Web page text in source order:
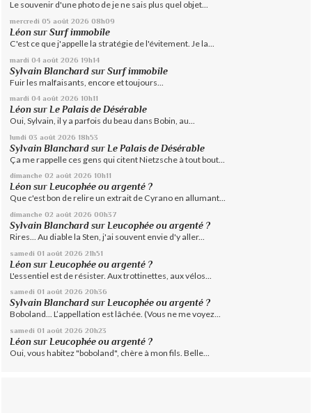
Le souvenir d'une photo de je ne sais plus quel objet...
mercredi 05 août 2026 08h09
Léon surSurf immobile
C'est ce que j'appelle la stratégie de l'évitement. Je la...
mardi 04 août 2026 19h14
Sylvain Blanchard surSurf immobile
Fuir les malfaisants, encore et toujours...
mardi 04 août 2026 10h11
Léon surLe Palais de Désérable
Oui, Sylvain, il y a parfois du beau dans Bobin, au...
lundi 03 août 2026 18h53
Sylvain Blanchard sur Le Palais de Désérable
Ça me rappelle ces gens qui citent Nietzsche à tout bout...
dimanche 02 août 2026 10h11
Léon surLeucophée ou argenté ?
Que c'est bon de relire un extrait de Cyrano en allumant...
dimanche 02 août 2026 00h37
Sylvain Blanchard sur Leucophée ou argenté ?
Rires... Au diable la Sten, j'ai souvent envie d'y aller...
samedi 01 août 2026 21h51
Léon sur Leucophée ou argenté ?
L'essentiel est de résister. Aux trottinettes, aux vélos...
samedi 01 août 2026 20h36
Sylvain Blanchard surLeucophée ou argenté ?
Boboland... L’appellation est lâchée. (Vous ne me voyez...
samedi 01 août 2026 20h23
Léon sur Leucophée ou argenté ?
Oui, vous habitez "boboland", chère à mon fils. Belle...